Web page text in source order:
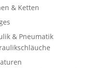
& Ketten
& Pneumatik